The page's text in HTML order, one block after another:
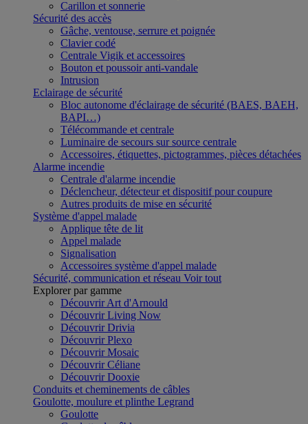
Carillon et sonnerie
Sécurité des accès
Gâche, ventouse, serrure et poignée
Clavier codé
Centrale Vigik et accessoires
Bouton et poussoir anti-vandale
Intrusion
Eclairage de sécurité
Bloc autonome d'éclairage de sécurité (BAES, BAEH,
BAPI…)
Télécommande et centrale
Luminaire de secours sur source centrale
Accessoires, étiquettes, pictogrammes, pièces détachées
Alarme incendie
Centrale d'alarme incendie
Déclencheur, détecteur et dispositif pour coupure
Autres produits de mise en sécurité
Système d'appel malade
Applique tête de lit
Appel malade
Signalisation
Accessoires système d'appel malade
Sécurité, communication et réseau Voir tout
Explorer par gamme
Découvrir Art d'Arnould
Découvrir Living Now
Découvrir Drivia
Découvrir Plexo
Découvrir Mosaic
Découvrir Céliane
Découvrir Dooxie
Conduits et cheminements de câbles
Goulotte, moulure et plinthe Legrand
Goulotte